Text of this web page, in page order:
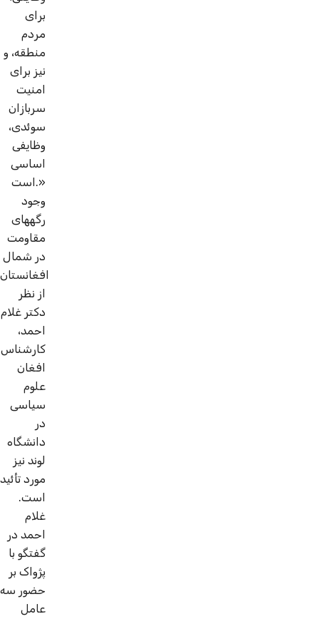
برای
مردم
منطقه، و
نیز برای
امنیت
سربازان
سوئدی،
وظایفی
اساسی
است.»
وجود
رگه­های
مقاومت
در شمال
افغانستان
از نظر
دکتر غلام
احمد،
کارشناس
افغان
علوم
سیاسی
در
دانشگاه
لوند نیز
مورد تأئید
است.
غلام
احمد در
گفتگو با
پژواک بر
حضور سه
عامل